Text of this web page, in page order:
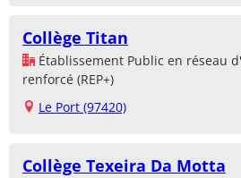
Collège Titan
Établissement Public en réseau
renforcé (REP+)
Le Port (97420)
Collège Texeira Da Motta